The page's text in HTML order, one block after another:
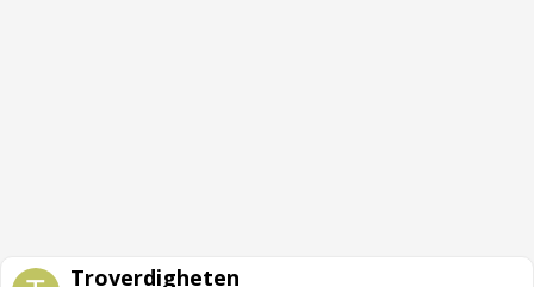
Troverdigheten